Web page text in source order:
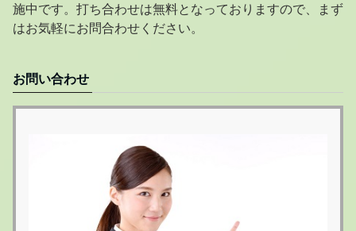
施中です。打ち合わせは無料となっておりますので、まず
はお気軽にお問合わせください。
お問い合わせ